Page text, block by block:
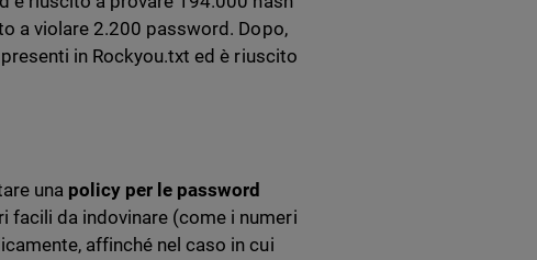
a violare 2.200 password. Dopo,
in Rockyou.txt ed è riuscito
una policy per le password
facili da indovinare (come i numeri
affinché nel caso in cui